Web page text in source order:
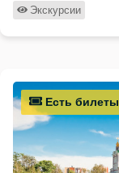
Экскурсии
Есть билеты